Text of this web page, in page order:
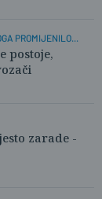
PROMIJENILO...
postoje,
zarade -